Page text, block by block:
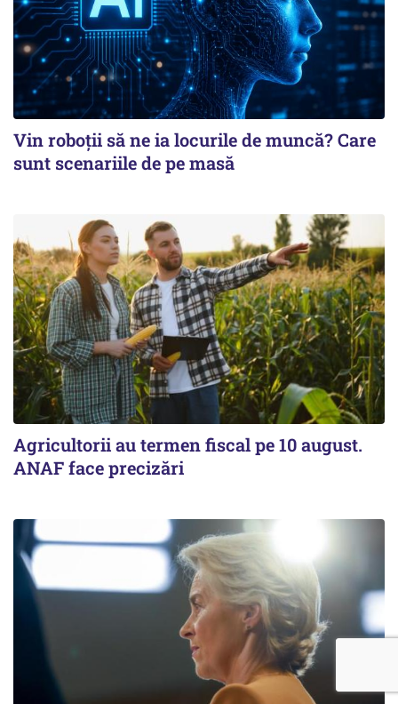
Vin roboţii să ne ia locurile de muncă? Care
sunt scenariile de pe masă
Agricultorii au termen fiscal pe 10 august.
ANAF face precizări